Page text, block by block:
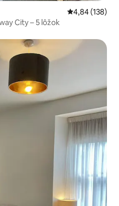
Priemerné
4,84 (138)
City – 5 lôžok